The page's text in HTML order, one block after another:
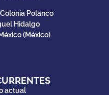
Polanco
Hidalgo
(México)
actual